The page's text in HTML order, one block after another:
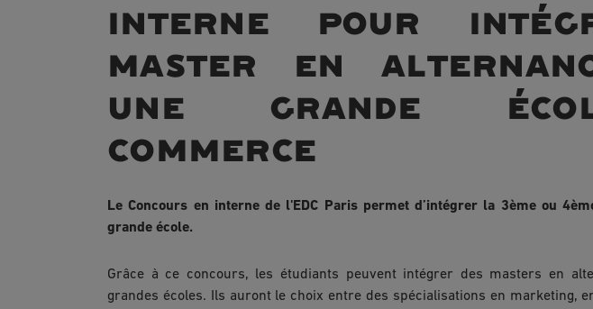
interne pour
master en
une grande
commerce
Le Concours en interne de l'EDC Paris permet d’intégrer la 3ème ou
grande école.
Grâce à ce concours, les étudiants peuvent intégrer des masters en
grandes écoles. Ils auront le choix entre des spécialisations en marketing,